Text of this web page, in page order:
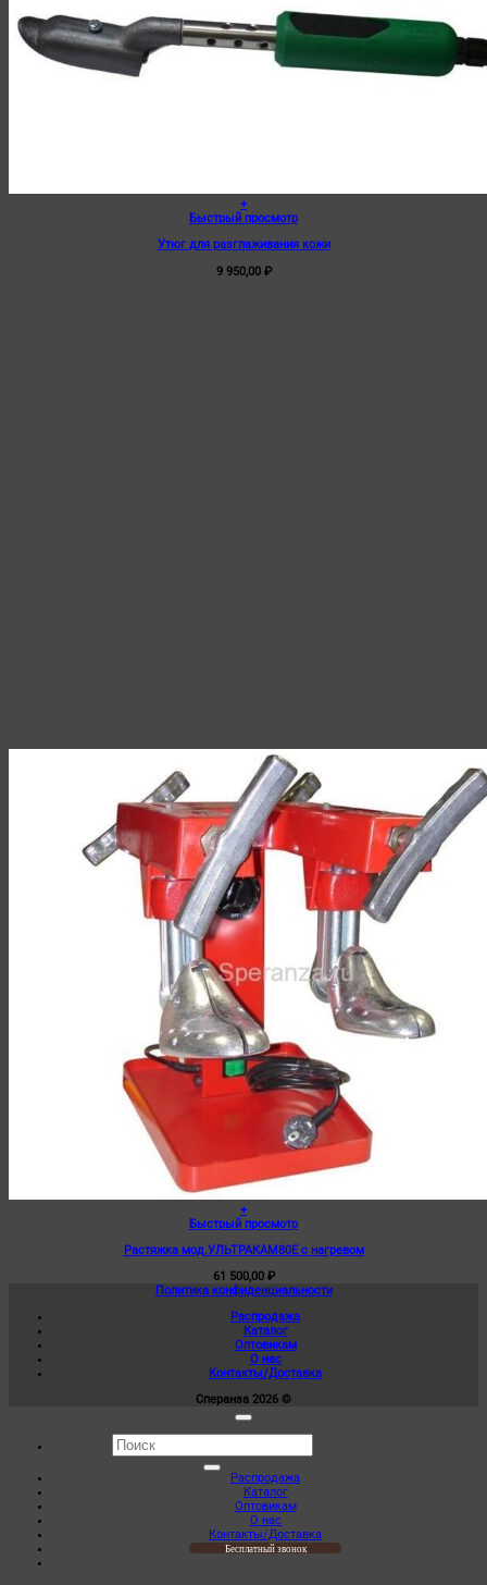
+
Быстрый просмотр
Утюг для разглаживания кожи
9 950,00 ₽
+
Быстрый просмотр
Растяжка мод.УЛЬТРАКАМ80Е с нагревом
61 500,00 ₽
Политика конфиденциальности
Распродажа
Каталог
Оптовикам
О нас
Контакты/Доставка
Сперанза 2026 ©
Искать:
Распродажа
Каталог
Оптовикам
О нас
Контакты/Доставка
Бесплатный звонок